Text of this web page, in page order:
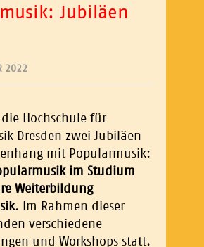
Jubiläen
2022
Hochschule für
Dresden zwei Jubiläen
mit Popularmusik:
im Studium
Weiterbildung
. Im Rahmen dieser
verschiedene
und Workshops statt.